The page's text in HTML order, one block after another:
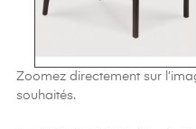
Zoomez directement sur
souhaités.